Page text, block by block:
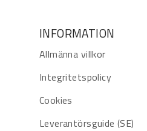
INFORMATION
Allmänna villkor
Integritetspolicy
Cookies
Leverantörsguide (SE)